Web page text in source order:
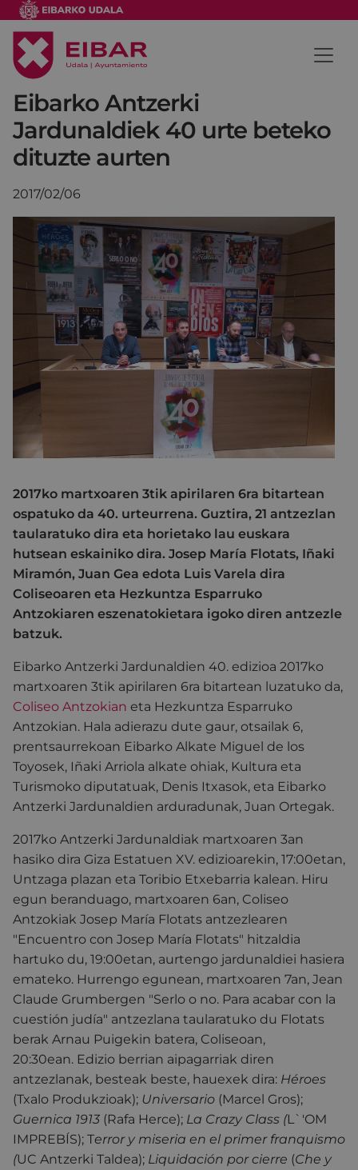
Eibarko Antzerki
Jardunaldiek 40 urte beteko
dituzte aurten
2017/02/06
2017ko martxoaren 3tik apirilaren 6ra bitartean
ospatuko da 40. urteurrena. Guztira, 21 antzezlan
taularatuko dira eta horietako lau euskara
hutsean eskainiko dira. Josep María Flotats, Iñaki
Miramón, Juan Gea edota Luis Varela dira
Coliseoaren eta Hezkuntza Esparruko
Antzokiaren eszenatokietara igoko diren antzezle
batzuk.
Eibarko Antzerki Jardunaldien 40. edizioa 2017ko
martxoaren 3tik apirilaren 6ra bitartean luzatuko da,
Coliseo Antzokian eta Hezkuntza Esparruko
Antzokian. Hala adierazu dute gaur, otsailak 6,
prentsaurrekoan Eibarko Alkate Miguel de los
Toyosek, Iñaki Arriola alkate ohiak, Kultura eta
Turismoko diputatuak, Denis Itxasok, eta Eibarko
Antzerki Jardunaldien arduradunak, Juan Ortegak.
2017ko Antzerki Jardunaldiak martxoaren 3an
hasiko dira Giza Estatuen XV. edizioarekin, 17:00etan,
Untzaga plazan eta Toribio Etxebarria kalean. Hiru
egun beranduago, martxoaren 6an, Coliseo
Antzokiak Josep María Flotats antzezlearen
"Encuentro con Josep María Flotats" hitzaldia
hartuko du, 19:00etan, aurtengo jardunaldiei hasiera
emateko. Hurrengo egunean, martxoaren 7an, Jean
Claude Grumbergen "Serlo o no. Para acabar con la
cuestión judía" antzezlana taularatuko du Flotats
berak Arnau Puigekin batera, Coliseoan,
20:30ean. Edizio berrian aipagarriak diren
antzezlanak, besteak beste, hauexek dira: Héroes
(Txalo Produkzioak); Universario (Marcel Gros);
Guernica 1913 (Rafa Herce); La Crazy Class (L`'OM
IMPREBÍS); Terror y miseria en el primer franquismo
(UC Antzerki Taldea); Liquidación por cierre (Che y